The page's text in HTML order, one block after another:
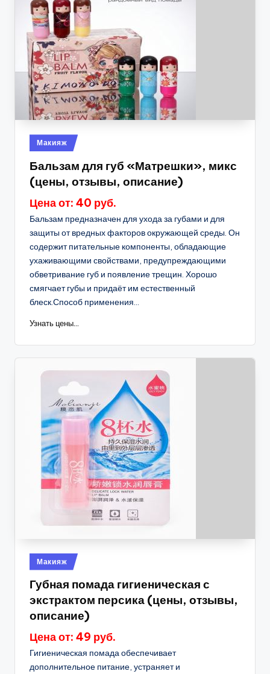
Опубликовано
в
Макияж
Бальзам для губ «Матрешки», микс
(цены, отзывы, описание)
Цена от: 40 руб.
Бальзам предназначен для ухода за губами и для
защиты от вредных факторов окружающей среды. Он
содержит питательные компоненты, обладающие
ухаживающими свойствами, предупреждающими
обветривание губ и появление трещин. Хорошо
смягчает губы и придаёт им естественный
блеск.Способ применения...
Узнать цены...
Опубликовано
в
Макияж
Губная помада гигиеническая с
экстрактом персика (цены, отзывы,
описание)
Цена от: 49 руб.
Гигиеническая помада обеспечивает
дополнительное питание, устраняет и